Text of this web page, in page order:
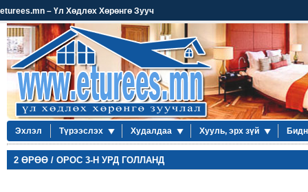
eturees.mn – Үл Хөдлөх Хөрөнгө Зууч
Эхлэл Түрээслэх Худалдаа Хууль, эрх зүй
2 ӨРӨӨ / ОРОС 3-Н УРД ГОЛЛАНД